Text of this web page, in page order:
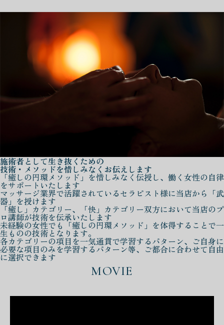
施術者として生き抜くための
技術・メソッドを惜しみなくお伝えします
「癒しの円環メソッド」を惜しみなく伝授し、働く女性の自律
をサポートいたします
マッサージ業界で活躍されているセラピスト様に当店から「武
器」を授けます
「癒し」カテゴリー、「快」カテゴリー双方において当店のプ
ロ講師が技術を伝承いたします
未経験の女性でも「癒しの円環メソッド」を体得することで一
生ものの技術となります。
各カテゴリーの項目を一気通貫で学習するパターン、ご自身に
必要な項目のみを学習するパターン等、ご都合に合わせて自由
に選択できます
MOVIE